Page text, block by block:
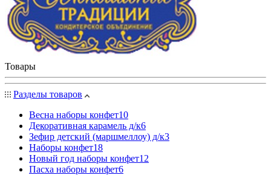
Товары
Разделы товаров
Весна наборы конфет10
Декоративная карамель д/к6
Зефир детский (маршмеллоу) д/к3
Наборы конфет18
Новый год наборы конфет12
Пасха наборы конфет6